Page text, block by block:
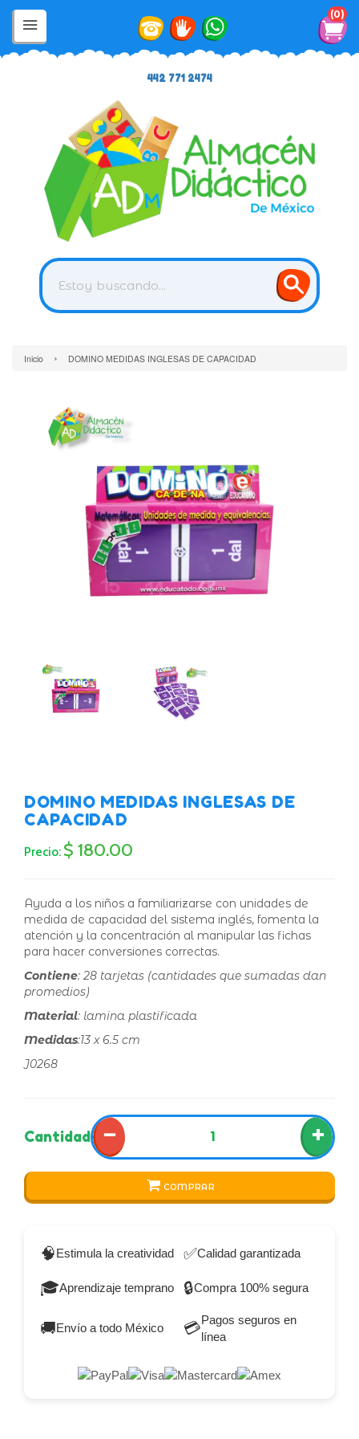
0
442 771 2474
Inicio › DOMINO MEDIDAS INGLESAS DE CAPACIDAD
DOMINO MEDIDAS INGLESAS DE
CAPACIDAD
Precio: $ 180.00
Ayuda a los niños a familiarizarse con unidades de
medida de capacidad del sistema inglés, fomenta la
atención y la concentración al manipular las fichas
para hacer conversiones correctas.
Contiene: 28 tarjetas (cantidades que sumadas dan
promedios)
Material: lamina plastificada
Medidas:13 x 6.5 cm
J0268
Cantidad − +
COMPRAR
🧠Estimula la creatividad ✅Calidad garantizada
🎓Aprendizaje temprano 🔒Compra 100% segura
🚚Envío a todo México 💳Pagos seguros en
línea